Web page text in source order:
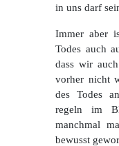
in uns darf
Immer aber
Todes auch
dass wir
vorher nicht
des Todes
regeln im
manchmal
bewusst